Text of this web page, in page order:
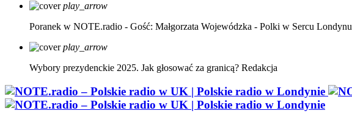
play_arrow
Poranek w NOTE.radio - Gość: Małgorzata Wojewódzka - Polki w Sercu Londynu
play_arrow
Wybory prezydenckie 2025. Jak głosować za granicą? Redakcja